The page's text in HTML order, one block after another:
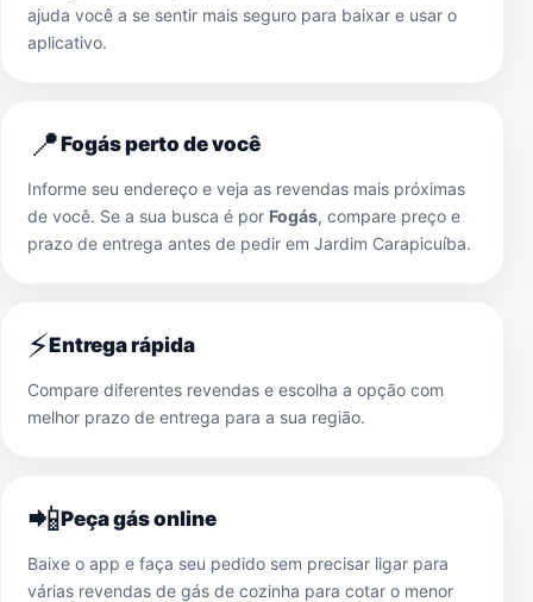
ajuda você a se sentir mais seguro para baixar e usar o
aplicativo.
📍Fogás perto de você
Informe seu endereço e veja as revendas mais próximas
de você. Se a sua busca é por Fogás, compare preço e
prazo de entrega antes de pedir em Jardim Carapicuíba.
⚡Entrega rápida
Compare diferentes revendas e escolha a opção com
melhor prazo de entrega para a sua região.
📲Peça gás online
Baixe o app e faça seu pedido sem precisar ligar para
várias revendas de gás de cozinha para cotar o menor